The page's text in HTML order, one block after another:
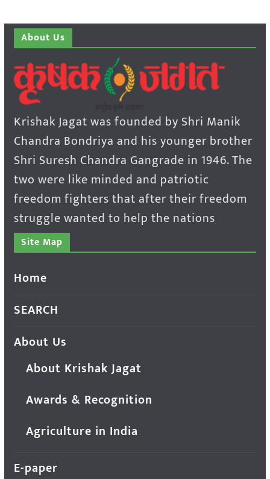
About Us
Krishak Jagat was founded by Shri Manik
Chandra Bondriya and his younger brother
Shri Suresh Chandra Gangrade in 1946. The
two were like minded and patriotic
freedom fighters that after their freedom
struggle wanted to help the nations
Site Map
Home
SEARCH
About Us
About Krishak Jagat
Awards & Recognition
Agriculture in India
E-paper